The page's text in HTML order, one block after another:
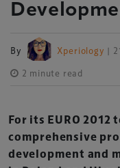
By Xperiology |
2 minute read
For its EURO
comprehensive
development and